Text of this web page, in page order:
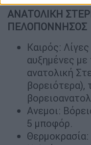
ΑΝΑΤΟΛΙΚΗ
ΠΕΛΟΠΟΝΝΗΣΟΣ
Καιρός:
αυξημένες
ανατολική
βορειότερα),
Ανεμοι:
5 μποφόρ.